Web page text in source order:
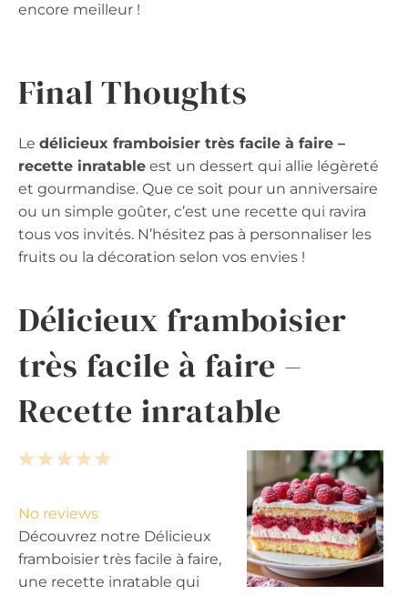
encore meilleur !
Final Thoughts
Le délicieux framboisier très facile à faire –
recette inratable est un dessert qui allie légèreté
et gourmandise. Que ce soit pour un anniversaire
ou un simple goûter, c’est une recette qui ravira
tous vos invités. N’hésitez pas à personnaliser les
fruits ou la décoration selon vos envies !
Délicieux framboisier
très facile à faire –
Recette inratable
5
a
r
s
4
t
a
r
s
3
t
a
r
s
2
t
a
r
s
1
t
a
r
No reviews
Découvrez notre Délicieux
framboisier très facile à faire,
une recette inratable qui